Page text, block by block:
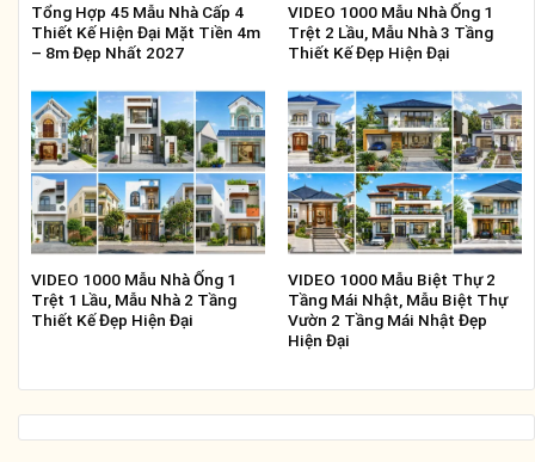
Tổng Hợp 45 Mẫu Nhà Cấp 4
Thiết Kế Hiện Đại Mặt Tiền 4m
– 8m Đẹp Nhất 2027
VIDEO 1000 Mẫu Nhà Ống 1
Trệt 2 Lầu, Mẫu Nhà 3 Tầng
Thiết Kế Đẹp Hiện Đại
VIDEO 1000 Mẫu Nhà Ống 1
Trệt 1 Lầu, Mẫu Nhà 2 Tầng
Thiết Kế Đẹp Hiện Đại
VIDEO 1000 Mẫu Biệt Thự 2
Tầng Mái Nhật, Mẫu Biệt Thự
Vườn 2 Tầng Mái Nhật Đẹp
Hiện Đại